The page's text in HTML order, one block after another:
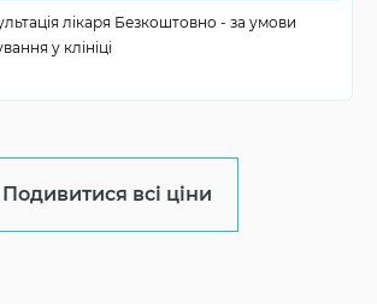
лікаря Безкоштовно - за умови
у клініці
Подивитися всі ціни